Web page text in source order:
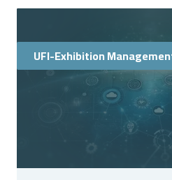
UFI-Exhibition